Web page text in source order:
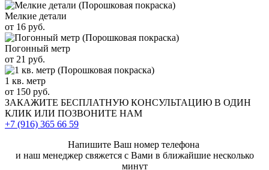
Мелкие детали
от 16 руб.
Погонный метр
от 21 руб.
1 кв. метр
от 150 руб.
ЗАКАЖИТЕ БЕСПЛАТНУЮ КОНСУЛЬТАЦИЮ В ОДИН
КЛИК ИЛИ ПОЗВОНИТЕ НАМ
+7 (916) 365 66 59
Напишите Ваш номер телефона
и наш менеджер свяжется с Вами в ближайшие несколько
минут